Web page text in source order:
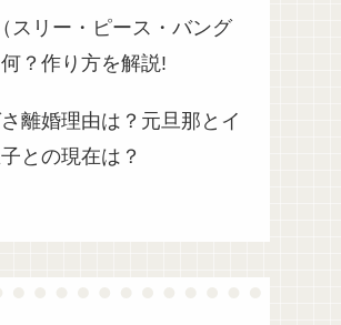
スリー・ピース・バング
？作り方を解説!
離婚理由は？元旦那とイ
との現在は？